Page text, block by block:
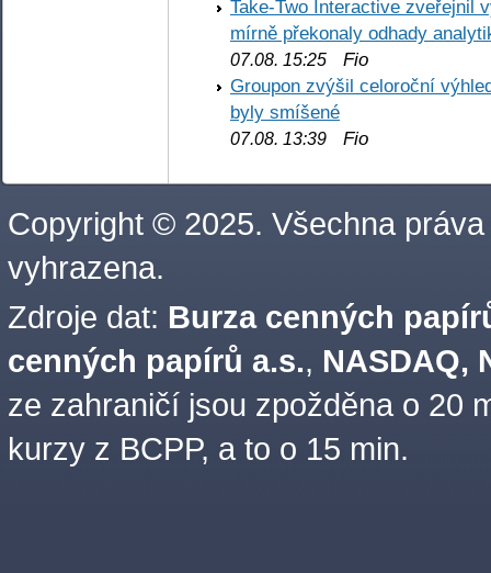
Take-Two Interactive zveřejnil
mírně překonaly odhady
07.08. 15:25 Fio
Groupon zvýšil celoroční
byly smíšené
07.08. 13:39 Fio
Copyright © 2025. Všechna práva
vyhrazena.
Zdroje dat: Burza cenných
cenných papírů a.s., NASDAQ,
ze zahraničí jsou zpožděna o 20
kurzy z BCPP, a to o 15 min.